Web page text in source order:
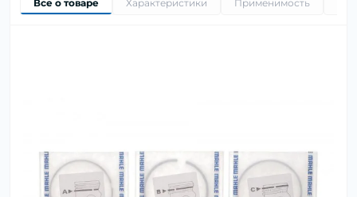
Все о товаре Характеристики Применимость